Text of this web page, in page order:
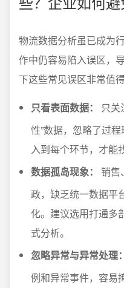
物流数据分析虽已成为
作中仍容易陷入误区，
下这些常见误区非常值得
只看表面数据：
只关
性”数据，忽略了过
入到每个环节，才能
数据孤岛现象：
销售
政，缺乏统一数据平
化。建议选用打通多
式分析。
忽略异常与异常处理：
例和异常事件，容易